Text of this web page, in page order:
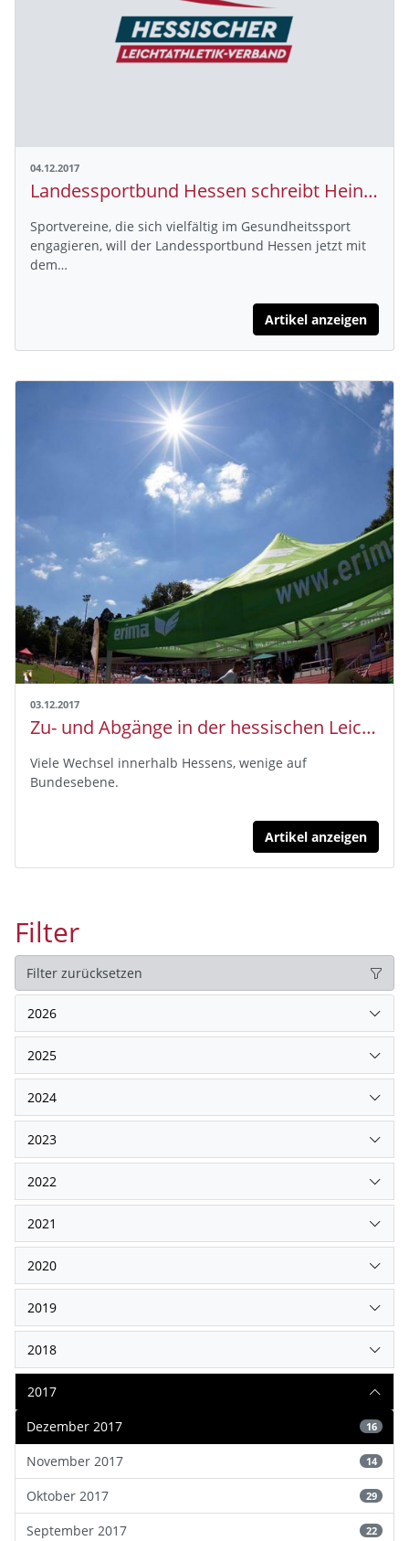
04.12.2017
Landessportbund Hessen schreibt Heinz-Lindner-Preis aus
Sportvereine, die sich vielfältig im Gesundheitssport
engagieren, will der Landessportbund Hessen jetzt mit
dem…
Artikel anzeigen
03.12.2017
Zu- und Abgänge in der hessischen Leichtathletik
Viele Wechsel innerhalb Hessens, wenige auf
Bundesebene.
Artikel anzeigen
Filter
Filter zurücksetzen
2026
2025
2024
2023
2022
2021
2020
2019
2018
2017
Dezember 2017
16
November 2017 14
Oktober 2017 29
September 2017 22